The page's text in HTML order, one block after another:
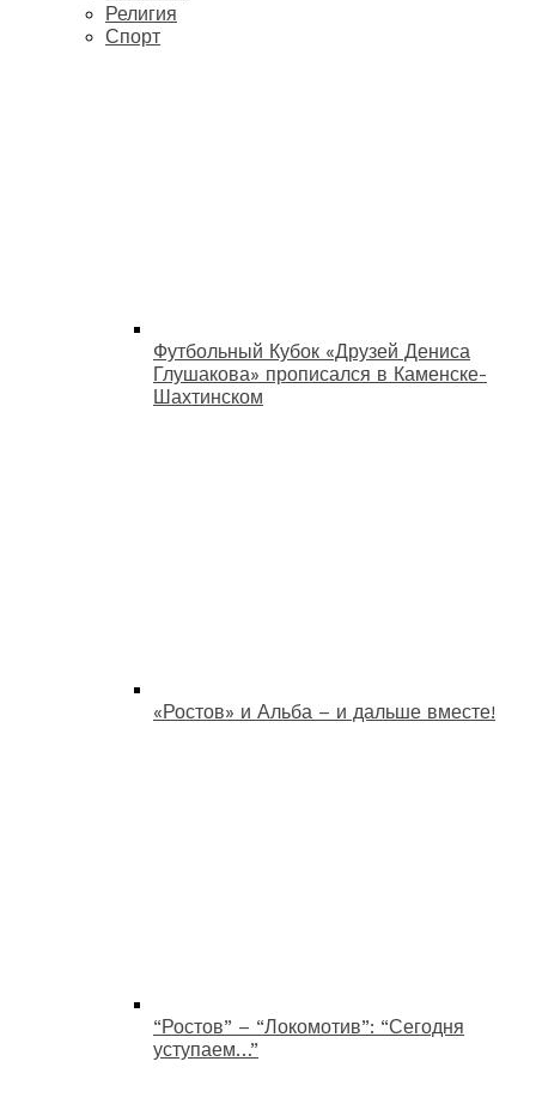
Религия
Спорт
Футбольный Кубок «Друзей Дениса
Глушакова» прописался в Каменске-
Шахтинском
«Ростов» и Альба – и дальше вместе!
“Ростов” – “Локомотив”: “Сегодня
уступаем…”